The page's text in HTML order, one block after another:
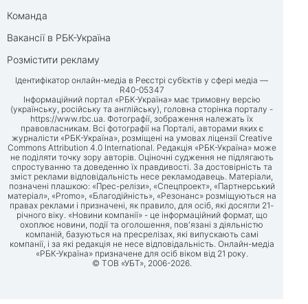
Команда
Вакансії в РБК-Україна
Розмістити рекламу
Ідентифікатор онлайн-медіа в Реєстрі суб’єктів у сфері медіа —
R40-05347
Інформаційний портал «РБК-Україна» має тримовну версію
(українську, російську та англійську), головна сторінка порталу -
https://www.rbc.ua. Фотографії, зображення належать їх
правовласникам. Всі фотографії на Порталі, авторами яких є
журналісти «РБК-Україна», розміщені на умовах ліцензії Creative
Commons Attribution 4.0 International. Редакція «РБК-Україна» може
не поділяти точку зору авторів. Оціночні судження не підлягають
спростуванню та доведенню їх правдивості. За достовірність та
зміст реклами відповідальність несе рекламодавець. Матеріали,
позначені плашкою: «Прес-релізи», «Спецпроект», «Партнерський
матеріал», «Promo», «Благодійність», «Резонанс» розміщуються на
правах реклами і призначені, як правило, для осіб, які досягли 21-
річного віку. «Новини компанії» - це інформаційний формат, що
охоплює новини, події та оголошення, пов'язані з діяльністю
компаній, базуються на пресрелізах, які випускають самі
компанії, і за які редакція не несе відповідальність. Онлайн-медіа
«РБК-Україна» призначене для осіб віком від 21 року.
© ТОВ «УБТ», 2006-2026.